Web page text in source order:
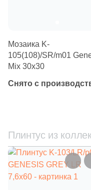
Мозаика K-
105(108)/SR/m01
Mix 30х30
Снято с
Плинтус из